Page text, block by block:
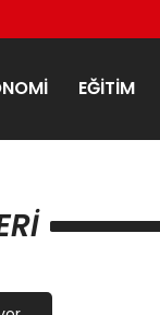
EĞITIM